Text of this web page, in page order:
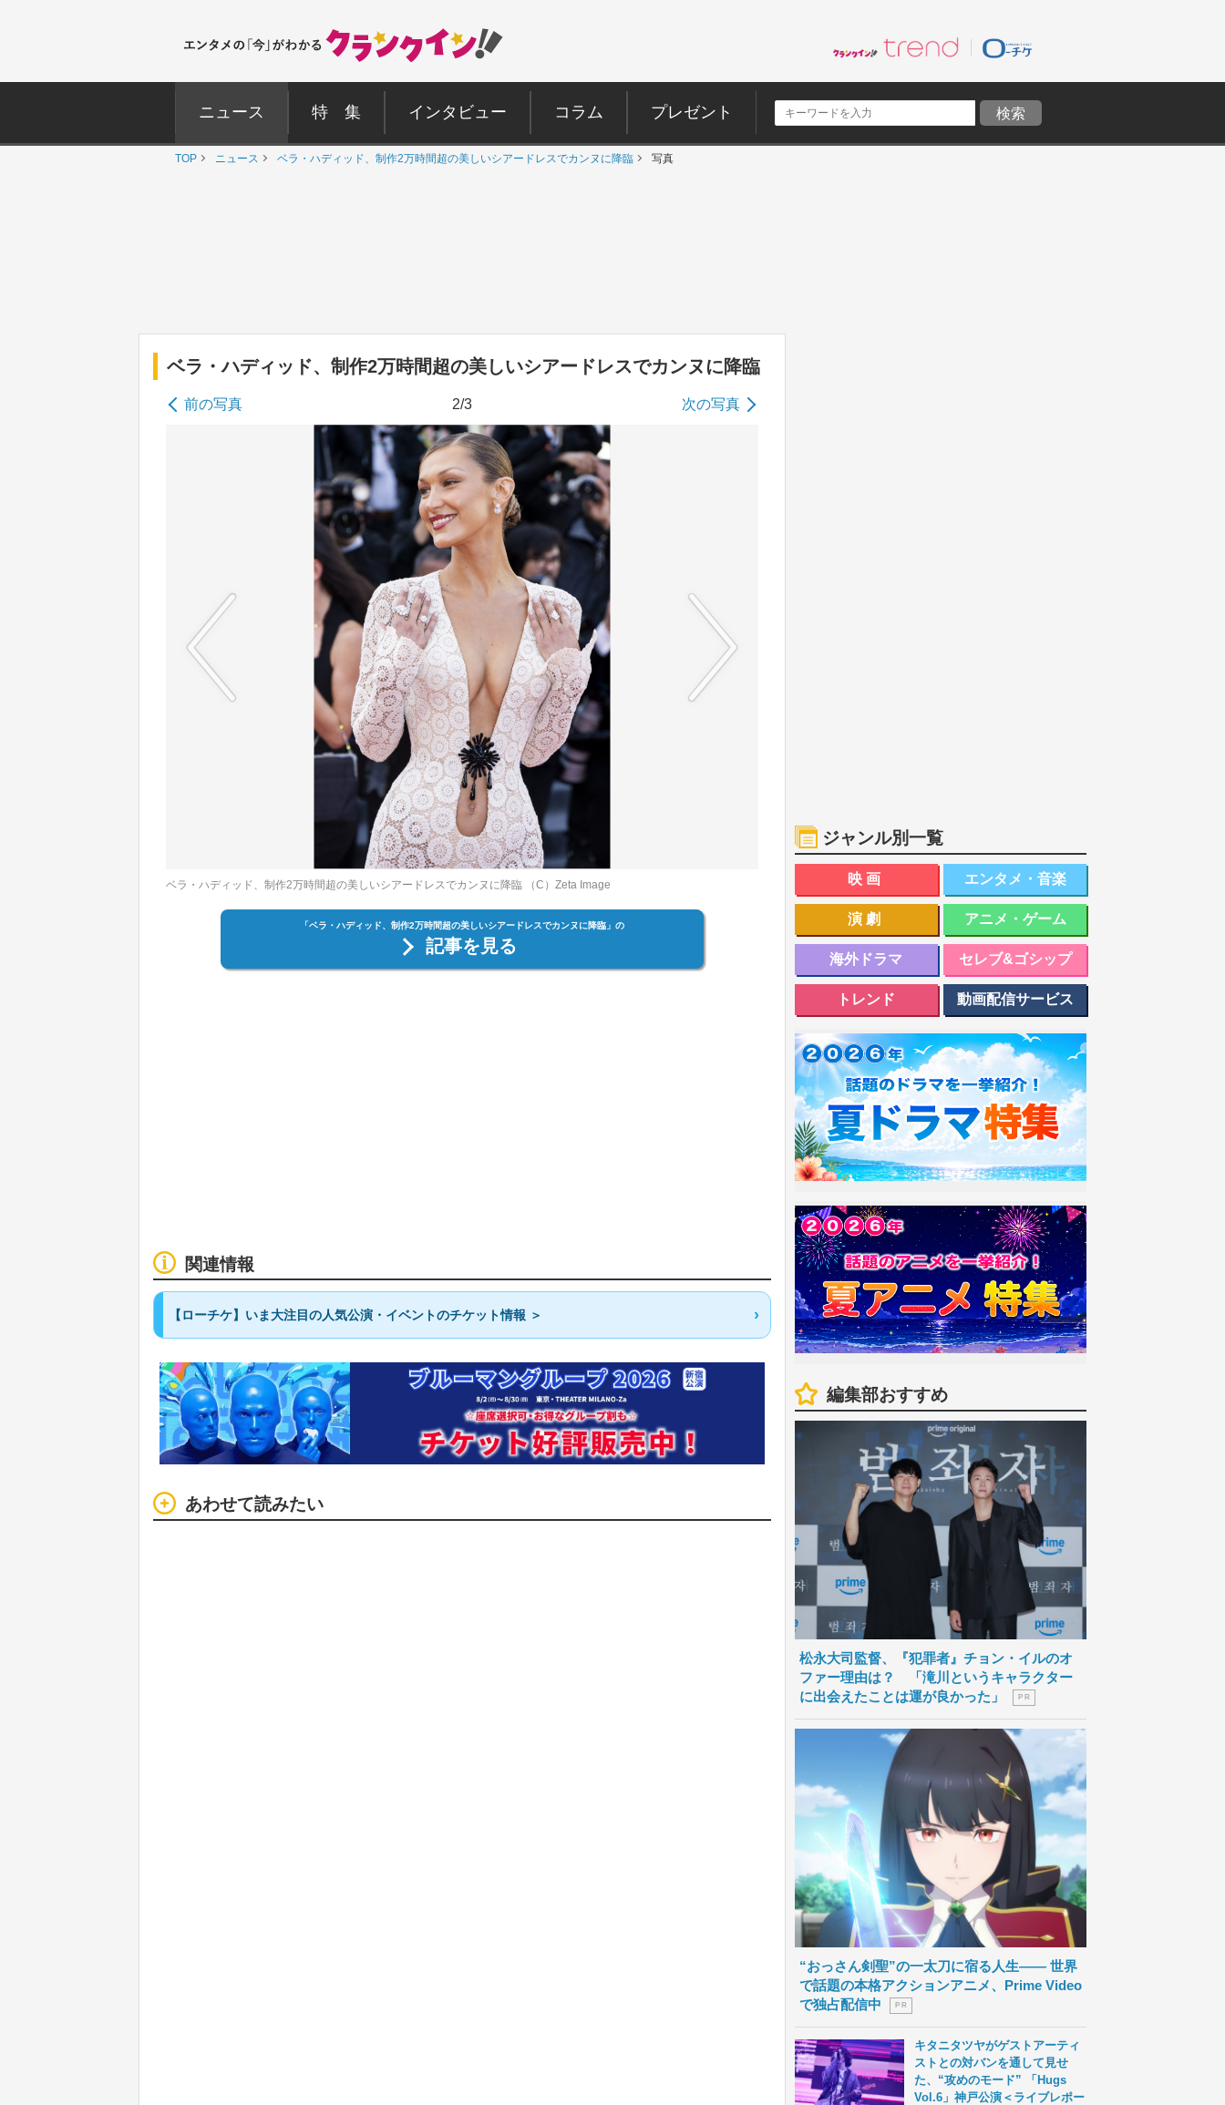
ニュース 特 集 インタビュー コラム プレゼント
TOP ニュース ベラ・ハディッド、制作2万時間超の美しいシアードレスでカンヌに降臨 写真
ベラ・ハディッド、制作2万時間超の美しいシアードレスでカンヌに降臨
前の写真 2/3 次の写真
ベラ・ハディッド、制作2万時間超の美しいシアードレスでカンヌに降臨 （C）Zeta Image
「ベラ・ハディッド、制作2万時間超の美しいシアードレスでカンヌに降臨」の
記事を見る
関連情報
【ローチケ】いま大注目の人気公演・イベントのチケット情報 ＞
あわせて読みたい
ジャンル別一覧
映画 エンタメ・音楽
演劇 アニメ・ゲーム
海外ドラマ セレブ&ゴシップ
トレンド 動画配信サービス
編集部おすすめ
松永大司監督、『犯罪者』チョン・イルのオ
ファー理由は？ 「滝川というキャラクター
に出会えたことは運が良かった」
P R
“おっさん剣聖”の一太刀に宿る人生―― 世界
で話題の本格アクションアニメ、Prime Video
で独占配信中
P R
キタニタツヤがゲストアーティ
ストとの対バンを通して見せ
た、“攻めのモード” 「Hugs
Vol.6」神戸公演＜ライブレポー